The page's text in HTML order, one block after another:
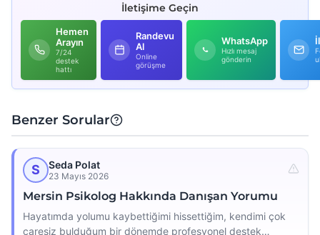
İletişime Geçin
Hemen
Arayın
7/24
destek
hattı
Randevu
Al
Online
görüşme
WhatsApp
Hızlı mesaj
gönderin
Benzer Sorular
S Seda Polat
23 Mayıs 2026
Mersin Psikolog Hakkında Danışan Yorumu
Hayatımda yolumu kaybettiğimi hissettiğim, kendimi çok
çaresiz bulduğum bir dönemde profesyonel destek